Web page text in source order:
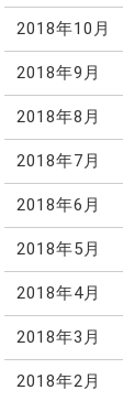
2018年10月
2018年9月
2018年8月
2018年7月
2018年6月
2018年5月
2018年4月
2018年3月
2018年2月